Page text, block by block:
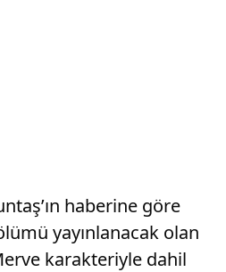
haberine göre
yayınlanacak olan
karakteriyle dahil